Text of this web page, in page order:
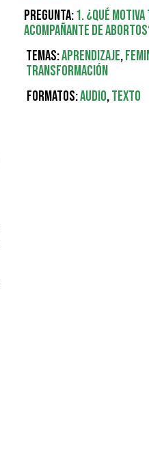
Pregunta:1. ¿Qué
acompañante de
Temas:Aprendizaje,
Transformación
Formatos:Audio,Texto